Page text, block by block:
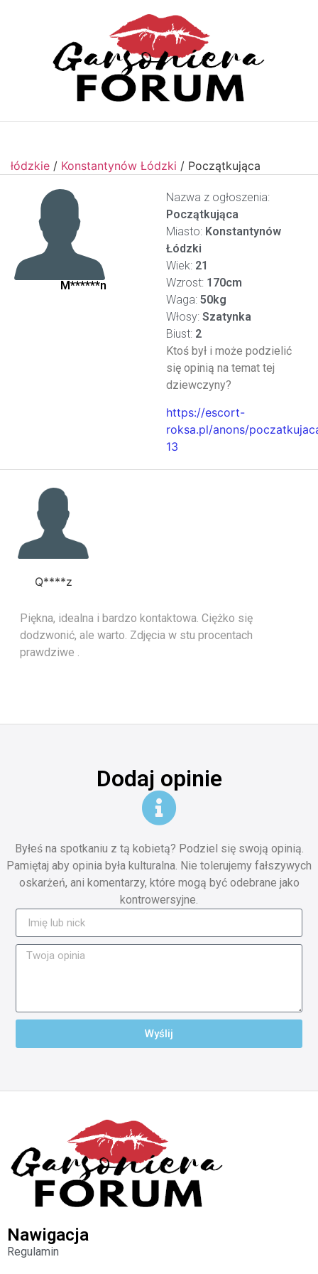
łódzkie / Konstantynów Łódzki / Początkująca
M******n
Nazwa z ogłoszenia:
Początkująca
Miasto: Konstantynów
Łódzki
Wiek: 21
Wzrost: 170cm
Waga: 50kg
Włosy: Szatynka
Biust: 2
Ktoś był i może podzielić
się opinią na temat tej
dziewczyny?
https://escort-
roksa.pl/anons/
13
Q****z
Piękna, idealna i bardzo kontaktowa. Ciężko się
dodzwonić, ale warto. Zdjęcia w stu procentach
prawdziwe .
Dodaj opinie
Byłeś na spotkaniu z tą kobietą? Podziel się swoją opinią.
Pamiętaj aby opinia była kulturalna. Nie tolerujemy fałszywych
oskarżeń, ani komentarzy, które mogą być odebrane jako
kontrowersyjne.
Wyślij
Nawigacja
Regulamin